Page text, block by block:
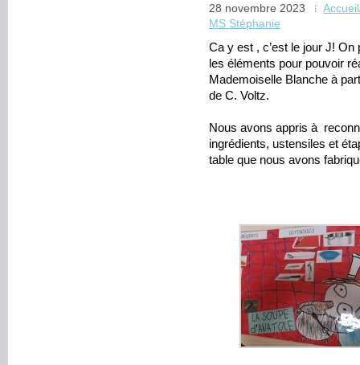
28 novembre 2023
MS Stéphanie
Ca y est , c’est le jour J!
les éléments pour pouvoir
Mademoiselle Blanche à
de C. Voltz.
Nous avons appris à
ingrédients, ustensiles et
table que nous avons